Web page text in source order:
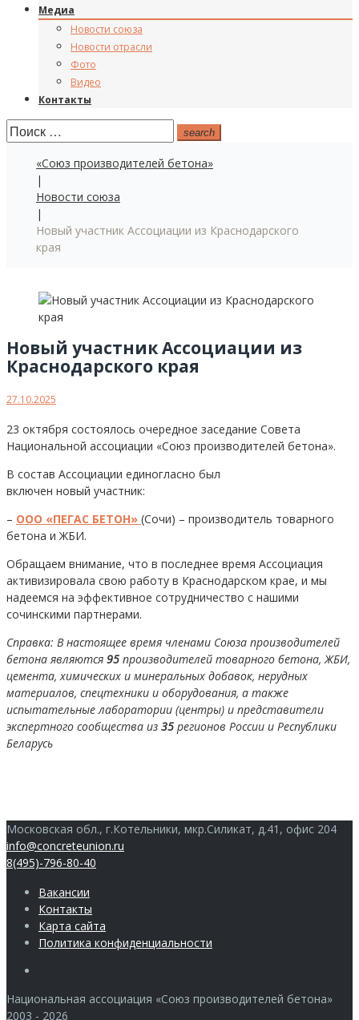
Медиа
Новости союза
Новости отрасли
Фото
Видео
Контакты
Поиск: search
«Союз производителей бетона»
|
Новости союза
|
Новый участник Ассоциации из Краснодарского
края
Новый участник Ассоциации из
Краснодарского края
27.10.2025
23 октября состоялось очередное заседание Совета
Национальной ассоциации «Союз производителей бетона».
В состав Ассоциации единогласно был
включен новый участник:
– ООО «ПЕГАС БЕТОН» (Сочи) – производитель товарного
бетона и ЖБИ.
Обращаем внимание, что в последнее время Ассоциация
активизировала свою работу в Краснодарском крае, и мы
надеемся на эффективное сотрудничество с нашими
сочинскими партнерами.
Справка: В настоящее время членами Союза производителей
бетона являются 95 производителей товарного бетона, ЖБИ,
цемента, химических и минеральных добавок, нерудных
материалов, спецтехники и оборудования, а также
испытательные лаборатории (центры) и представители
экспертного сообщества из 35 регионов России и Республики
Беларусь
Московская обл., г.Котельники, мкр.Силикат, д.41, офис 204
info@concreteunion.ru
8(495)-796-80-40
Вакансии
Контакты
Карта сайта
Политика конфиденциальности
Национальная ассоциация «Союз производителей бетона»
2003 - 2026